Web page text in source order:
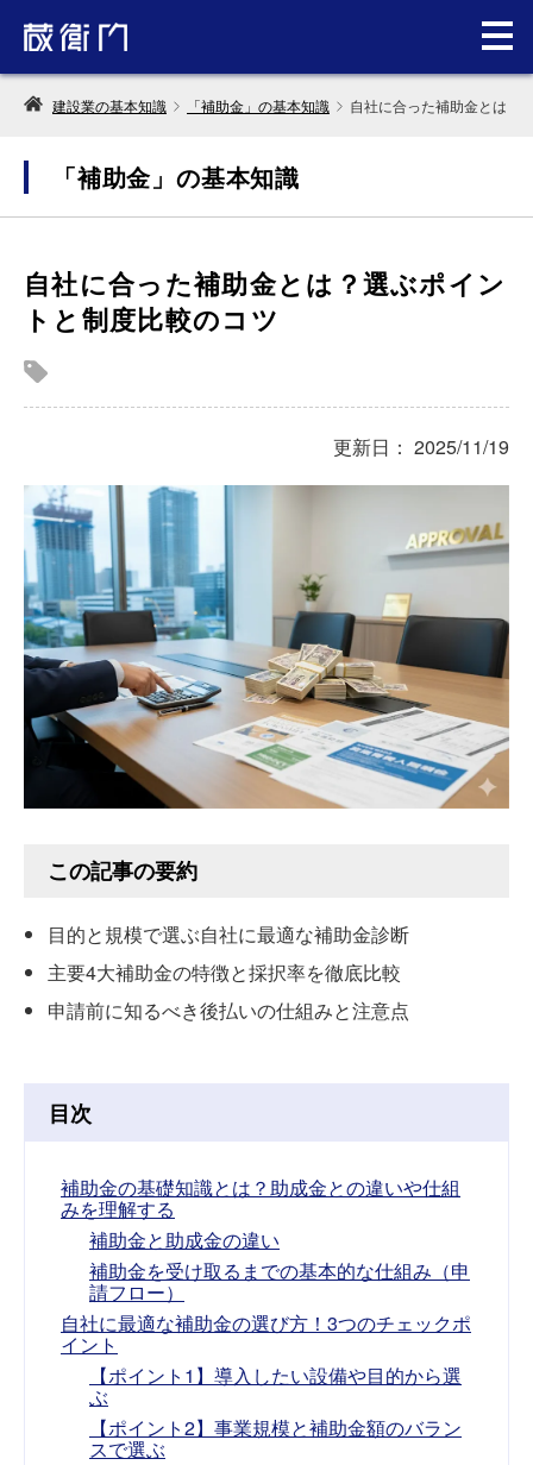
建設業の基本知識 「補助金」の基本知識 自社に合った補助金とは？
「補助金」の基本知識
自社に合った補助金とは？選ぶポイン
トと制度比較のコツ
更新日： 2025/11/19
この記事の要約
目的と規模で選ぶ自社に最適な補助金診断
主要4大補助金の特徴と採択率を徹底比較
申請前に知るべき後払いの仕組みと注意点
目次
補助金の基礎知識とは？助成金との違いや仕組
みを理解する
補助金と助成金の違い
補助金を受け取るまでの基本的な仕組み（申
請フロー）
自社に最適な補助金の選び方！3つのチェックポ
イント
【ポイント1】導入したい設備や目的から選
ぶ
【ポイント2】事業規模と補助金額のバラン
スで選ぶ